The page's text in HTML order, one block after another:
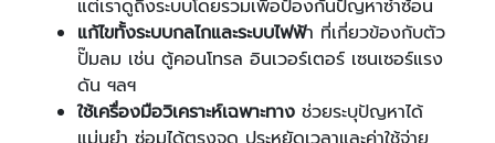
แต่เราดูถึงระบบโดยรวมเพื่อป้องกันปัญหาซ้ำซ้อน
แก้ไขทั้งระบบกลไกและระบบไฟฟ้า ที่เกี่ยวข้องกับตัว
ปั๊มลม เช่น ตู้คอนโทรล อินเวอร์เตอร์ เซนเซอร์แรง
ดัน ฯลฯ
ใช้เครื่องมือวิเคราะห์เฉพาะทาง ช่วยระบุปัญหาได้